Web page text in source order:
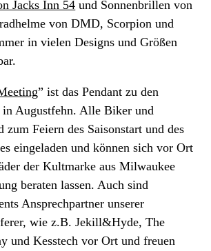
Jacks Inn 54 und Sonnenbrillen von
von DMD, Scorpion und
in vielen Designs und Größen
” ist das Pendant zu den
in Augustfehn. Alle Biker und
zum Feiern des Saisonstart und des
eingeladen und können sich vor Ort
der Kultmarke aus Milwaukee
beraten lassen. Auch sind
Ansprechpartner unserer
wie z.B. Jekill&Hyde, The
und Kesstech vor Ort und freuen